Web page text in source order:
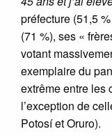
préfecture (51,5
(71 %), ses «
votant
exemplaire du
extrême entre les
l’exception de
Potosí et Oruro).